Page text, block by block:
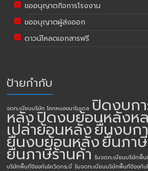
ขออนุญาตกิจการโรงงาน
ขออนุญาตผู้ส่งออก
ดาวน์โหลดเอกสารฟรี
ป้ายกำกับ
จดทะเบียนบริษัท โคกหนองนาโมเดล ปิดงบก
หลังปิดงบย้อนหลังห
เปล่าย้อนหลังยื่นงบก
ยื่นงบย้อนหลังยื่นภา
ยื่นภาษีร้านค้า รับจดทะเบียนบริษัทพื้
บริษัทพื้นทีป้องกันโควิดกระบี่ รับจดทะเบียนบริษัทพื้นทีป้องกั